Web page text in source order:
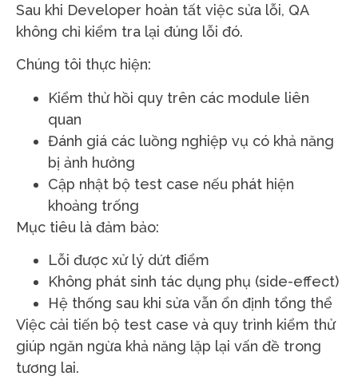
Sau khi Developer hoàn tất việc sửa lỗi, QA
không chỉ kiểm tra lại đúng lỗi đó.
Chúng tôi thực hiện:
Kiểm thử hồi quy trên các module liên
quan
Đánh giá các luồng nghiệp vụ có khả năng
bị ảnh hưởng
Cập nhật bộ test case nếu phát hiện
khoảng trống
Mục tiêu là đảm bảo:
Lỗi được xử lý dứt điểm
Không phát sinh tác dụng phụ (side-effect)
Hệ thống sau khi sửa vẫn ổn định tổng thể
Việc cải tiến bộ test case và quy trình kiểm thử
giúp ngăn ngừa khả năng lặp lại vấn đề trong
tương lai.